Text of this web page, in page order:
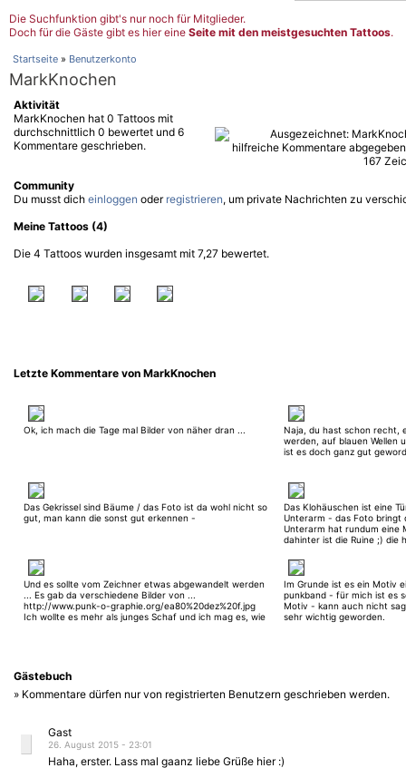
Die Suchfunktion gibt's nur noch für Mitglieder.
Doch für die Gäste gibt es hier eine Seite mit den meistgesuchten Tattoos.
Startseite » Benutzerkonto
MarkKnochen
Aktivität
MarkKnochen hat 0 Tattoos mit
durchschnittlich 0 bewertet und 6
Kommentare geschrieben.
Community
Du musst dich einloggen oder registrieren, um private Nachrichten zu
Meine Tattoos (4)
Die 4 Tattoos wurden insgesamt mit 7,27 bewertet.
Letzte Kommentare von MarkKnochen
Ok, ich mach die Tage mal Bilder von näher dran ...
Naja, du hast schon recht,
werden, auf blauen Wellen
ist es doch ganz gut
Das Gekrissel sind Bäume / das Foto ist da wohl nicht so
gut, man kann die sonst gut erkennen -
Das Klohäuschen ist eine
Unterarm - das Foto bringt
Unterarm hat rundum eine
dahinter ist die Ruine ;) die
Und es sollte vom Zeichner etwas abgewandelt werden
... Es gab da verschiedene Bilder von ...
http://www.punk-o-graphie.org/ea80%20dez%20f.jpg
Ich wollte es mehr als junges Schaf und ich mag es, wie
Im Grunde ist es ein Motiv
punkband - für mich ist es
Motiv - kann auch nicht
sehr wichtig geworden.
Gästebuch
» Kommentare dürfen nur von registrierten Benutzern geschrieben werden.
Gast
26. August 2015 - 23:01
Haha, erster. Lass mal gaanz liebe Grüße hier :)